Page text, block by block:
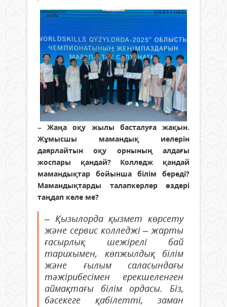
– Жаңа оқу жылы басталуға жақын.
Жұмысшы мамандық иелерін
даярлайтын оқу орнының алдағы
жоспары қандай? Колледж қандай
мамандықтар бойынша білім береді?
Мамандықтарды талапкерлер өздері
таңдап келе ме?
– Қызылорда қызмет көрсету
және сервис колледжі – жарты
ғасырлық шежірелі бай
тарихымен, көпжылдық білім
және ғылым саласындағы
тәжірибесімен ерекшеленген
аймақтағы білім ордасы. Біз,
бәсекеге қабілетті, заман